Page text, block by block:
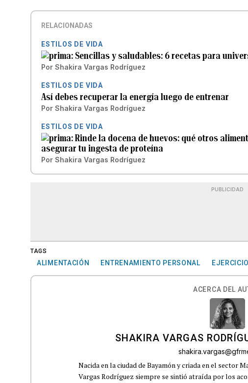
RELACIONADAS
ESTILOS DE VIDA
Sencillas y saludables: 6 recetas para
Por Shakira Vargas Rodríguez
ESTILOS DE VIDA
Así debes recuperar la energía luego de entrenar
Por Shakira Vargas Rodríguez
ESTILOS DE VIDA
Rinde la docena de huevos: qué otros
asegurar tu ingesta de proteína
Por Shakira Vargas Rodríguez
PUBLICIDAD
TAGS
ALIMENTACIÓN ENTRENAMIENTO PERSONAL
ACERCA DEL
SHAKIRA VARGAS
Nacida en la ciudad de Bayamón y criada en el sector
Vargas Rodríguez siempre se sintió atraída por los